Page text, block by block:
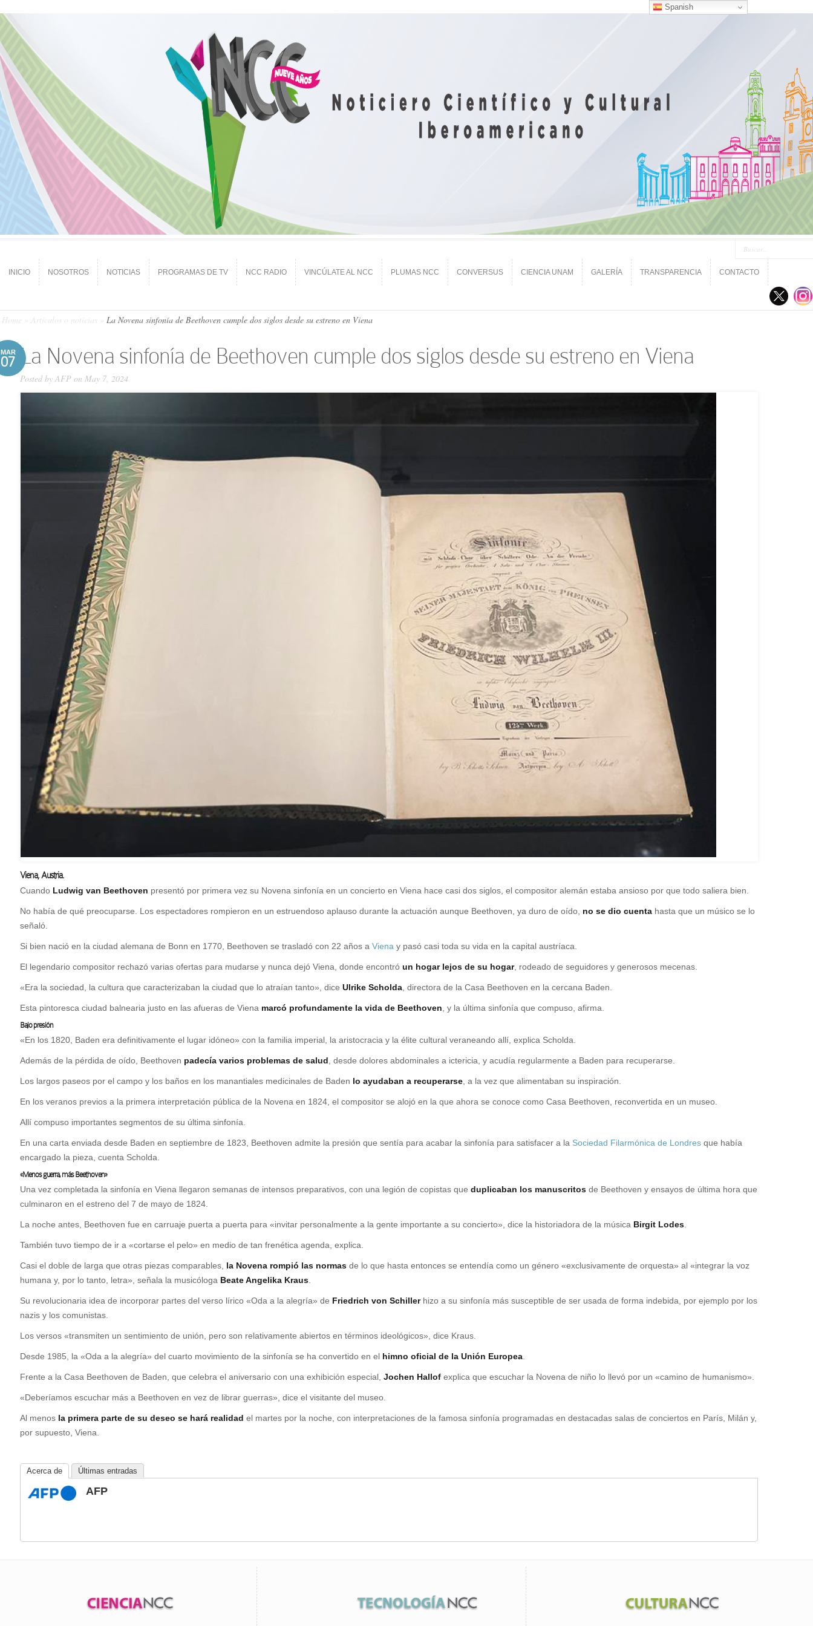
INICIO NOSOTROS NOTICIAS PROGRAMAS DE TV NCC RADIO VINCÚLATE AL NCC PLUMAS NCC CONVERSUS CIENCIA UNAM GALERÍA TRANSPARENCIA CONTACTO
Home Artículos o noticias La Novena sinfonía de Beethoven cumple dos siglos desde su estreno en Viena
MAR
07 La Novena sinfonía de Beethoven cumple dos siglos desde su estreno en Viena
Posted by AFP on May 7, 2024
Viena, Austria.
Cuando Ludwig van Beethoven presentó por primera vez su Novena sinfonía en un concierto en Viena hace casi dos siglos, el compositor alemán estaba ansioso por que todo saliera bien.
No había de qué preocuparse. Los espectadores rompieron en un estruendoso aplauso durante la actuación aunque Beethoven, ya duro de oído, no se dio cuenta hasta que un músico se lo
señaló.
Si bien nació en la ciudad alemana de Bonn en 1770, Beethoven se trasladó con 22 años a Viena y pasó casi toda su vida en la capital austríaca.
El legendario compositor rechazó varias ofertas para mudarse y nunca dejó Viena, donde encontró un hogar lejos de su hogar, rodeado de seguidores y generosos mecenas.
«Era la sociedad, la cultura que caracterizaban la ciudad que lo atraían tanto», dice Ulrike Scholda , directora de la Casa Beethoven en la cercana Baden.
Esta pintoresca ciudad balnearia justo en las afueras de Viena marcó profundamente la vida de Beethoven , y la última sinfonía que compuso, afirma.
Bajo presión
«En los 1820, Baden era definitivamente el lugar idóneo» con la familia imperial, la aristocracia y la élite cultural veraneando allí, explica Scholda.
Además de la pérdida de oído, Beethoven padecía varios problemas de salud , desde dolores abdominales a ictericia, y acudía regularmente a Baden para recuperarse.
Los largos paseos por el campo y los baños en los manantiales medicinales de Baden lo ayudaban a recuperarse , a la vez que alimentaban su inspiración.
En los veranos previos a la primera interpretación pública de la Novena en 1824, el compositor se alojó en la que ahora se conoce como Casa Beethoven, reconvertida en un museo.
Allí compuso importantes segmentos de su última sinfonía.
En una carta enviada desde Baden en septiembre de 1823, Beethoven admite la presión que sentía para acabar la sinfonía para satisfacer a la Sociedad Filarmónica de Londres que había
encargado la pieza, cuenta Scholda.
«Menos guerra, más Beethoven»
Una vez completada la sinfonía en Viena llegaron semanas de intensos preparativos, con una legión de copistas que duplicaban los manuscritos de Beethoven y ensayos de última hora que
culminaron en el estreno del 7 de mayo de 1824.
La noche antes, Beethoven fue en carruaje puerta a puerta para «invitar personalmente a la gente importante a su concierto», dice la historiadora de la música Birgit Lodes
También tuvo tiempo de ir a «cortarse el pelo» en medio de tan frenética agenda, explica.
Casi el doble de larga que otras piezas comparables, la Novena rompió las normas de lo que hasta entonces se entendía como un género «exclusivamente de orquesta» al «integrar la voz
humana y, por lo tanto, letra», señala la musicóloga Beate Angelika Kraus
Su revolucionaria idea de incorporar partes del verso lírico «Oda a la alegría» de Friedrich von Schillerhizo a su sinfonía más susceptible de ser usada de forma indebida, por ejemplo por los
nazis y los comunistas.
Los versos «transmiten un sentimiento de unión, pero son relativamente abiertos en términos ideológicos», dice Kraus.
Desde 1985, la «Oda a la alegría» del cuarto movimiento de la sinfonía se ha convertido en el himno oficial de la Unión Europea
Frente a la Casa Beethoven de Baden, que celebra el aniversario con una exhibición especial, Jochen Hallof explica que escuchar la Novena de niño lo llevó por un «camino de humanismo».
«Deberíamos escuchar más a Beethoven en vez de librar guerras», dice el visitante del museo.
Al menos la primera parte de su deseo se hará realidad el martes por la noche, con interpretaciones de la famosa sinfonía programadas en destacadas salas de conciertos en París, Milán y,
por supuesto, Viena.
Acerca de Últimas entradas
AFP
Spanish